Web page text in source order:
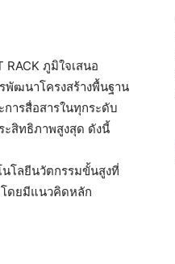
RACK ภูมิใจเสนอ
พัฒนาโครงสร้างพื้นฐาน
ารสื่อสารในทุกระดับ
ะสิทธิภาพสูงสุด ดังนี้
นโลยีนวัตกรรมขั้นสูงที่
โดยมีแนวคิดหลัก